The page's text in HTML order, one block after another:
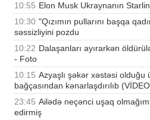
10:55 Elon Musk Ukraynanın
10:30 "Qızımın pullarını başqa
səssizliyini pozdu
10:22 Dalaşanları ayırarkən
- Foto
10:15 Azyaşlı şəkər xəstəsi olduğu
bağçasından kənarlaşdırılıb
23:45 Ailədə neçənci uşaq
edirmiş